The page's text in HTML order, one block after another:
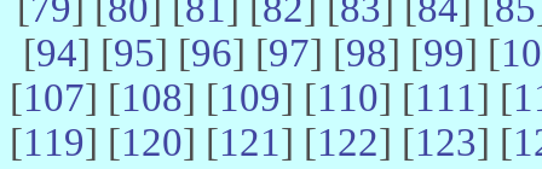
[94] [95] [96] [97] [98] [99] [
[107] [108] [109] [110] [111] [
[119] [120] [121] [122] [123] [